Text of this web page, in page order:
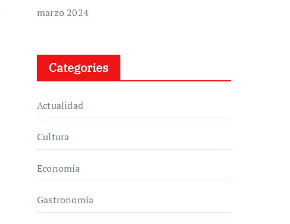
marzo 2024
Categories
Actualidad
Cultura
Economía
Gastronomía